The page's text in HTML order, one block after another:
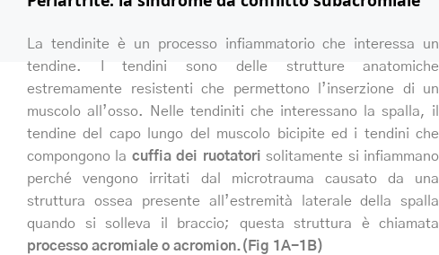
La tendinite è un processo infiammatorio che interessa un
tendine. I tendini sono delle strutture anatomiche
estremamente resistenti che permettono l’inserzione di un
muscolo all’osso. Nelle tendiniti che interessano la spalla, il
tendine del capo lungo del muscolo bicipite ed i tendini che
compongono la cuffia dei ruotatori solitamente si infiammano
perché vengono irritati dal microtrauma causato da una
struttura ossea presente all’estremità laterale della spalla
quando si solleva il braccio; questa struttura è chiamata
processo acromiale o acromion.(Fig 1A-1B)